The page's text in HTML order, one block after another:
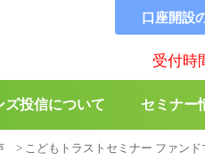
ズ投信について セミナー
ズBABY
口座開設
受付時
> こどもトラストセミナー ファン